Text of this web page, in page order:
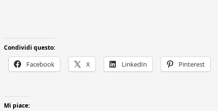
Condividi questo:
Facebook X LinkedIn Pinterest
Mi piace: